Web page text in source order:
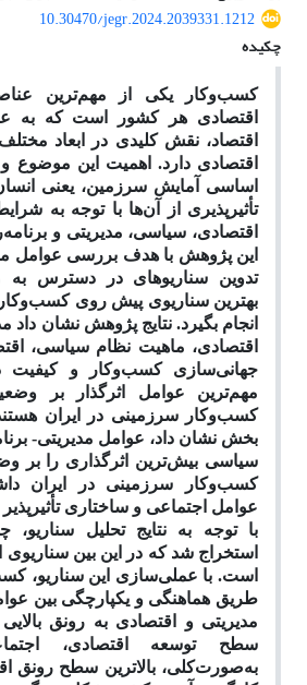
10.30470/jegr.2024.2039331.1212
چکیده
کسب‌وکار یکی از مهم‌ترین
اقتصادی هر کشور است که به
اقتصاد، نقش کلیدی در ابعاد
اقتصادی دارد. اهمیت این موضوع و
اساسی آمایش سرزمین، یعنی
تأثیرپذیری از آن‌ها با توجه به
اقتصادی، سیاسی، مدیریتی و
این پژوهش با هدف بررسی عوامل
تدوین سناریوهای در دسترس به
بهترین سناریوی پیش روی
انجام بگیرد. نتایج پژوهش نشان داد
اقتصادی، ماهیت نظام سیاسی،
جهانی‌سازی کسب‌وکار و کیفیت
مهم‌ترین عوامل اثرگذار بر
کسب‌وکار سرزمینی در ایران
بخش نشان داد، عوامل مدیریتی-
سیاسی بیش‌ترین اثرگذاری را بر
کسب‌وکار سرزمینی در ایران
عوامل اجتماعی و ساختاری
با توجه به نتایج تحلیل
استخراج شد که در این بین سناریوی
است. با عملی‌سازی این سناریو،
طریق هماهنگی و یکپارچگی بین
مدیریتی و اقتصادی به رونق
سطح توسعه اقتصادی،
به‌صورت‌کلی، بالاترین سطح رونق